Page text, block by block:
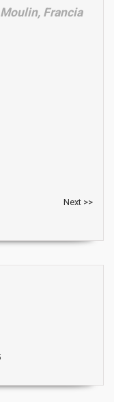
Francia
Next >>